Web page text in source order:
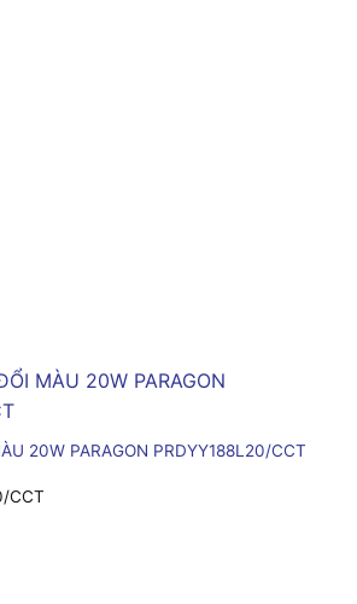
20W PARAGON PRDYY188L20/CCT
CCT